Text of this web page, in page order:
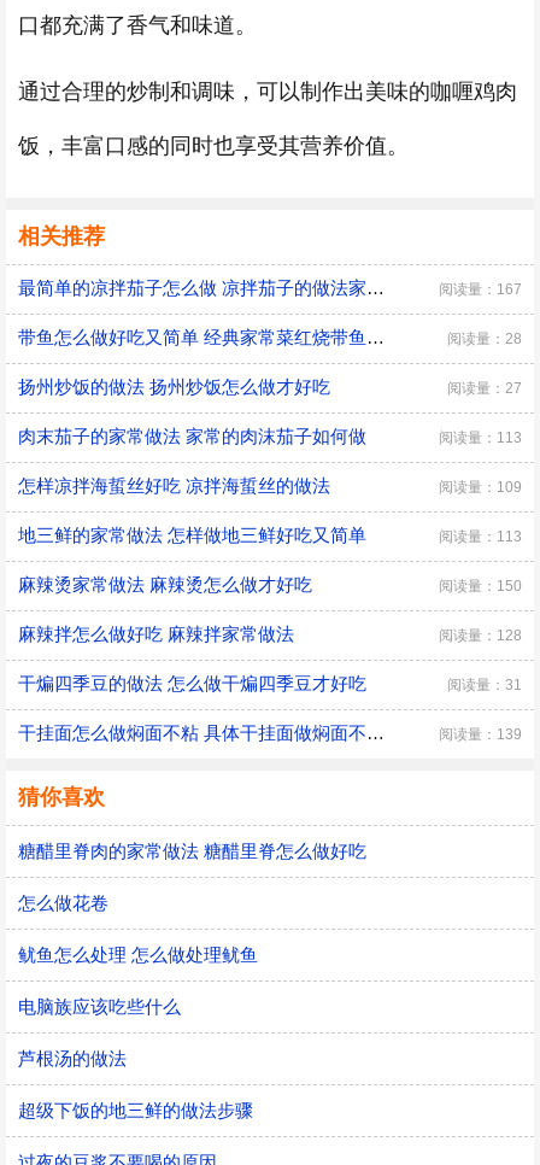
口都充满了香气和味道。
通过合理的炒制和调味，可以制作出美味的咖喱鸡肉
饭，丰富口感的同时也享受其营养价值。
相关推荐
最简单的凉拌茄子怎么做 凉拌茄子的做法家常窍门 阅读量：167
带鱼怎么做好吃又简单 经典家常菜红烧带鱼的做法 阅读量：28
扬州炒饭的做法 扬州炒饭怎么做才好吃 阅读量：27
肉末茄子的家常做法 家常的肉沫茄子如何做 阅读量：113
怎样凉拌海蜇丝好吃 凉拌海蜇丝的做法 阅读量：109
地三鲜的家常做法 怎样做地三鲜好吃又简单 阅读量：113
麻辣烫家常做法 麻辣烫怎么做才好吃 阅读量：150
麻辣拌怎么做好吃 麻辣拌家常做法 阅读量：128
干煸四季豆的做法 怎么做干煸四季豆才好吃 阅读量：31
干挂面怎么做焖面不粘 具体干挂面做焖面不粘的方法 阅读量：139
猜你喜欢
糖醋里脊肉的家常做法 糖醋里脊怎么做好吃
怎么做花卷
鱿鱼怎么处理 怎么做处理鱿鱼
电脑族应该吃些什么
芦根汤的做法
超级下饭的地三鲜的做法步骤